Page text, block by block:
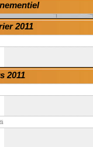
2011
2011